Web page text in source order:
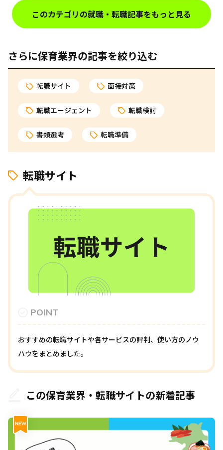
このカテゴリの就職・転職記事をもっと見る
さらに保育業界の記事を絞り込む
転職サイト 面接対策
転職エージェント 転職検討
書類選考 転職準備
転職サイト
POINT
おすすめの転職サイトや各サービスの評判、使い方のノウ
ハウをまとめました。
この保育業界・転職サイトの新着記事